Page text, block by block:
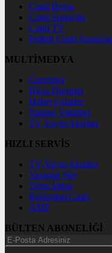
Canlı Borsa
Canlı Sonuçlar
Canlı TV
Futbol Canlı Sonuçlar
MULTİMEDYA
Gazeteler
Hava Durumu
Haber Gönder
Namaz Vakitleri
TV Yayın Akışları
HIZLI SERVİS
TV Yayın Akışları
Yazarlar Site
Tenis İddaa
Basketbol Canlı
AMP
BÜLTEN ABONELİĞİ